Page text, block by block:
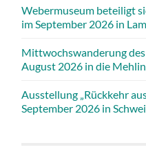
Webermuseum beteiligt
im September 2026 in
Mittwochswanderung
August 2026 in die
Ausstellung „Rückkehr
September 2026 in